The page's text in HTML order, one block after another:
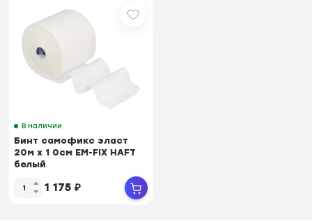
В наличии
Бинт самофикс эласт
20м х 1 0см EM-FIX HAFT
белый
1 175 ₽